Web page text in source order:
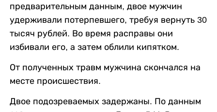
предварительным данным, двое мужчин
удерживали потерпевшего, требуя вернуть 30
тысяч рублей. Во время расправы они
избивали его, а затем облили кипятком.
От полученных травм мужчина скончался на
месте происшествия.
Двое подозреваемых задержаны. По данным